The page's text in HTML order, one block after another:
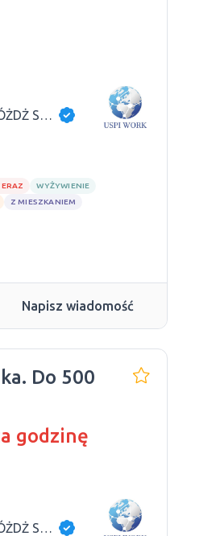
USPI WORK PAWEŁ GWÓŻDŻ SP.K
WYŻYWIENIE
Z MIESZKANIEM
Napisz wiadomość
Do 500
godzinę
USPI WORK PAWEŁ GWÓŻDŻ SP.K